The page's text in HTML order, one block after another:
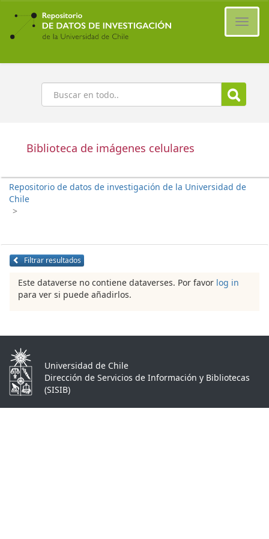
Ir
contenido
principal
Buscar
Biblioteca de imágenes celulares
Repositorio de datos de investigación de la Universidad de
Chile
>
Filtrar resultados
Este dataverse no contiene dataverses. Por favor log in
para ver si puede añadirlos.
Universidad de Chile
Dirección de Servicios de Información y Bibliotecas
(SISIB)